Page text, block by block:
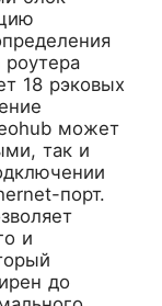
роутера
18 рэковых
может
так и
порт.
и
до